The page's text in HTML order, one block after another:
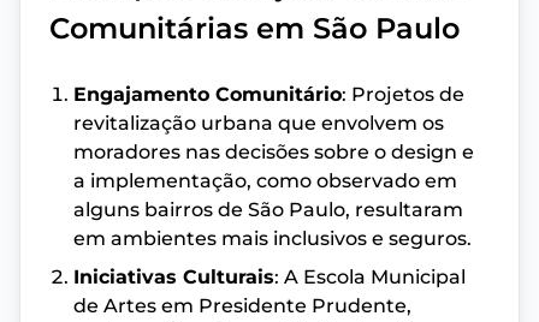
Comunitárias em São Paulo
Engajamento Comunitário: Projetos de
revitalização urbana que envolvem os
moradores nas decisões sobre o design e
a implementação, como observado em
alguns bairros de São Paulo, resultaram
em ambientes mais inclusivos e seguros.
Iniciativas Culturais: A Escola Municipal
de Artes em Presidente Prudente,